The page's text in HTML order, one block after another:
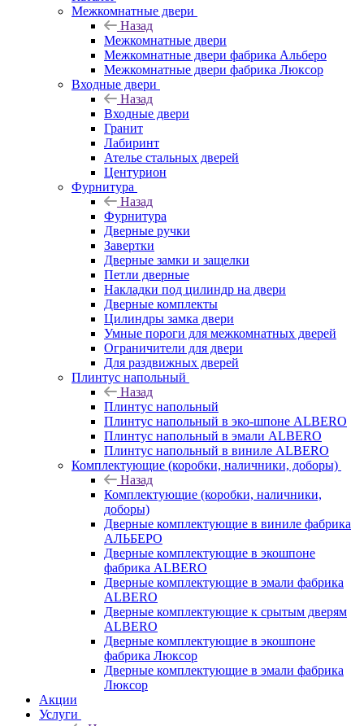
Межкомнатные двери
Назад
Межкомнатные двери
Межкомнатные двери фабрика Альберо
Межкомнатные двери фабрика Люксор
Входные двери
Назад
Входные двери
Гранит
Лабиринт
Ателье стальных дверей
Центурион
Фурнитура
Назад
Фурнитура
Дверные ручки
Завертки
Дверные замки и защелки
Петли дверные
Накладки под цилиндр на двери
Дверные комплекты
Цилиндры замка двери
Умные пороги для межкомнатных дверей
Ограничители для двери
Для раздвижных дверей
Плинтус напольный
Назад
Плинтус напольный
Плинтус напольный в эко-шпоне ALBERO
Плинтус напольный в эмали ALBERO
Плинтус напольный в виниле ALBERO
Комплектующие (коробки, наличники, доборы)
Назад
Комплектующие (коробки, наличники,
доборы)
Дверные комплектующие в виниле фабрика
АЛЬБЕРО
Дверные комплектующие в экошпоне
фабрика ALBERO
Дверные комплектующие в эмали фабрика
ALBERO
Дверные комплектующие к срытым дверям
ALBERO
Дверные комплектующие в экошпоне
фабрика Люксор
Дверные комплектующие в эмали фабрика
Люксор
Акции
Услуги